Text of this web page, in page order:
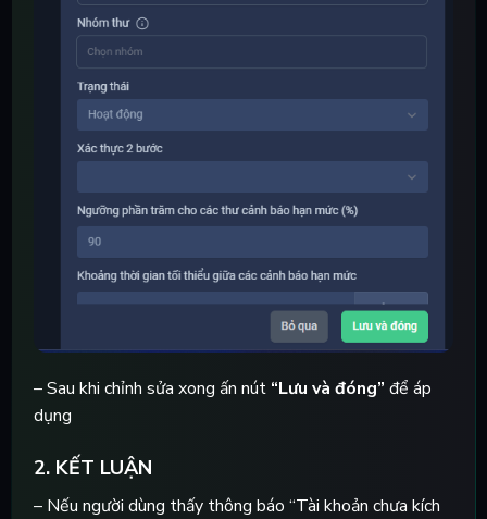
– Sau khi chỉnh sửa xong ấn nút“Lưu và đóng” để áp
dụng
2. KẾT LUẬN
– Nếu người dùng thấy thông báo “Tài khoản chưa kích